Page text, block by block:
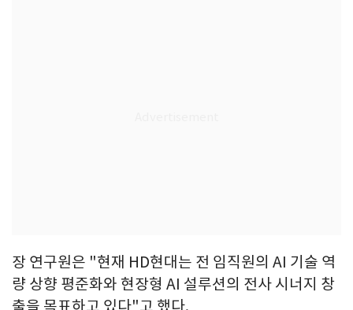
장 연구원은 "현재 HD현대는 전 임직원의 AI 기술 역
량 상향 평준화와 현장형 AI 설루션의 전사 시너지 창
출을 목표하고 있다"고 했다.